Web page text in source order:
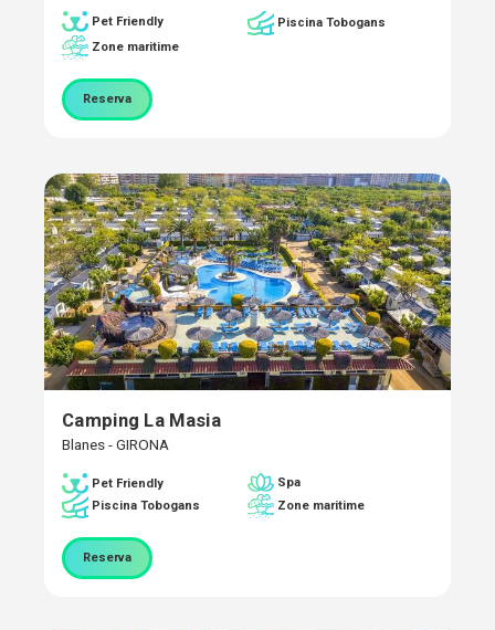
Pet Friendly
Piscina Tobogans
Zone maritime
Reserva
Camping La Masia
Blanes - GIRONA
Pet Friendly
Spa
Piscina Tobogans
Zone maritime
Reserva